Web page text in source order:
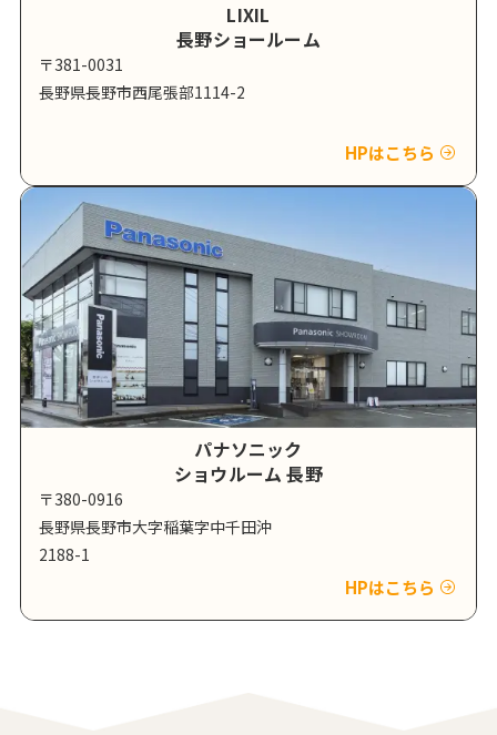
LIXIL
長野ショールーム
〒381-0031
長野県長野市西尾張部1114-2
HPはこちら
パナソニック
ショウルーム 長野
〒380-0916
長野県長野市大字稲葉字中千田沖
2188-1
HPはこちら